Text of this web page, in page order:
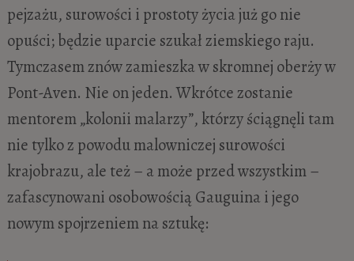
pejzażu, surowości i prostoty życia już go nie
opuści; będzie uparcie szukał ziemskiego raju.
Tymczasem znów zamieszka w skromnej oberży w
Pont-Aven. Nie on jeden. Wkrótce zostanie
mentorem „kolonii malarzy”, którzy ściągnęli tam
nie tylko z powodu malowniczej surowości
krajobrazu, ale też – a może przed wszystkim –
zafascynowani osobowością Gauguina i jego
nowym spojrzeniem na sztukę: